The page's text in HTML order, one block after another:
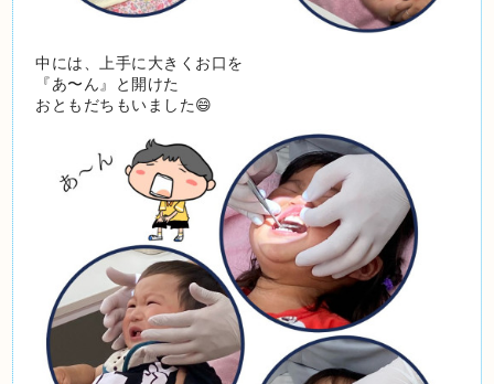
中には、上手に大きくお口を
『あ〜ん』と開けた
おともだちもいました😄